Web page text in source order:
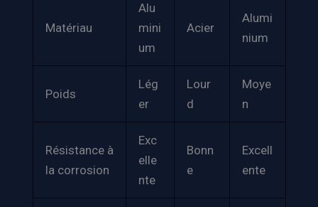
Matériau
Alu
mini
um
Acier
Alumi
nium
Poids
Lég
er
Lour
d
Moye
n
Résistance à
la corrosion
Exc
elle
nte
Bonn
e
Excell
ente